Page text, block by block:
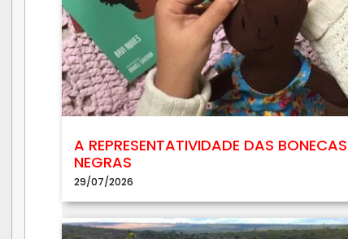
A REPRESENTATIVIDADE DAS BONECAS
NEGRAS
29/07/2026